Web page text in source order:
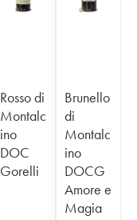
Rosso di
Montalc
ino
DOC
Gorelli
Brunello
di
Montalc
ino
DOCG
Amore e
Magia